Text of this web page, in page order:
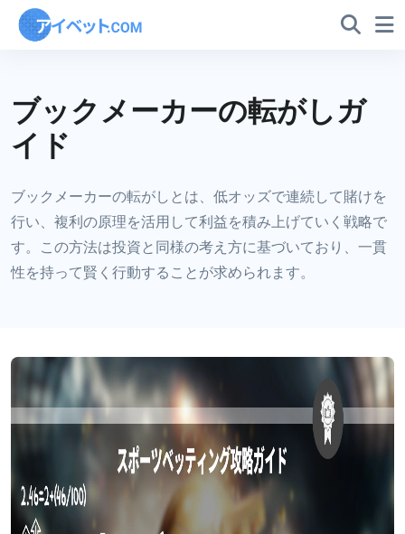
ブックメーカーの転がしガ
イド
ブックメーカーの転がしとは、低オッズで連続して賭けを
行い、複利の原理を活用して利益を積み上げていく戦略で
す。この方法は投資と同様の考え方に基づいており、一貫
性を持って賢く行動することが求められます。